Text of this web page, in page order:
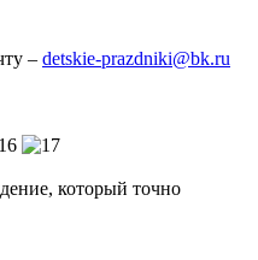
– detskie-prazdniki@bk.ru
который точно